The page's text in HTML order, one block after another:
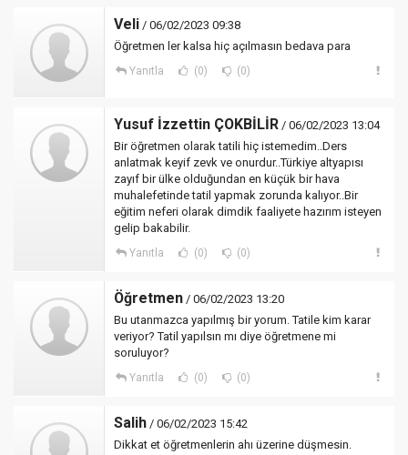
Veli / 06/02/2023 09:38
Öğretmen ler kalsa hiç açılmasın bedava para
Yanıtla (0) (0)
Yusuf İzzettin ÇOKBİLİR / 06/02/2023 13:04
Bir öğretmen olarak tatili hiç istemedim..Ders
anlatmak keyif zevk ve onurdur..Türkiye altyapısı
zayıf bir ülke olduğundan en küçük bir hava
muhalefetinde tatil yapmak zorunda kalıyor..Bir
eğitim neferi olarak dimdik faaliyete hazırım isteyen
gelip bakabilir.
Yanıtla (0) (0)
Öğretmen / 06/02/2023 13:20
Bu utanmazca yapılmış bir yorum. Tatile kim karar
veriyor? Tatil yapılsın mı diye öğretmene mi
soruluyor?
Yanıtla (0) (0)
Salih / 06/02/2023 15:42
Dikkat et öğretmenlerin ahı üzerine düşmesin.